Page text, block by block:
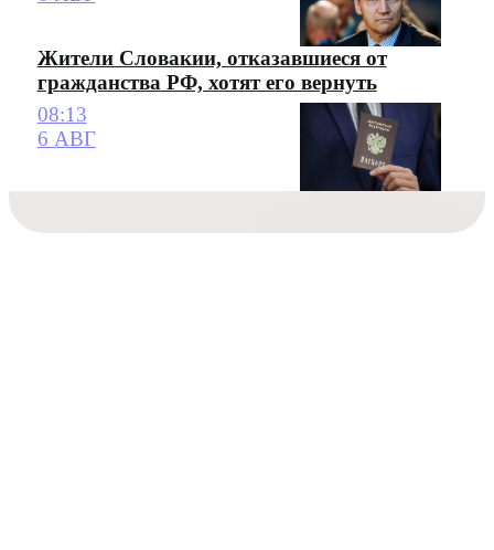
Жители Словакии, отказавшиеся от
гражданства РФ, хотят его вернуть
08:13
6 АВГ